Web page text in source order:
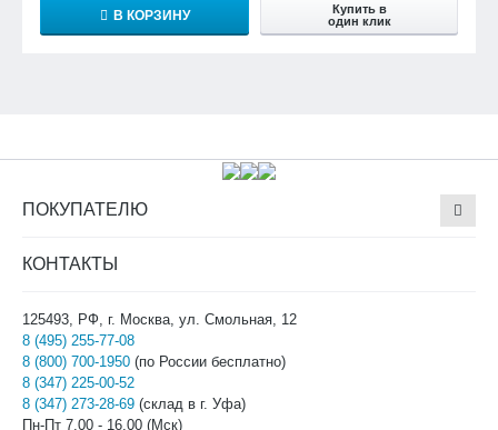
В КОРЗИНУ
Купить в
один клик
ПОКУПАТЕЛЮ
КОНТАКТЫ
125493, РФ, г. Москва, ул. Смольная, 12
8 (495) 255-77-08
8 (800) 700-1950 (по России бесплатно)
8 (347) 225-00-52
8 (347) 273-28-69 (склад в г. Уфа)
Пн-Пт 7.00 - 16.00 (Мск)